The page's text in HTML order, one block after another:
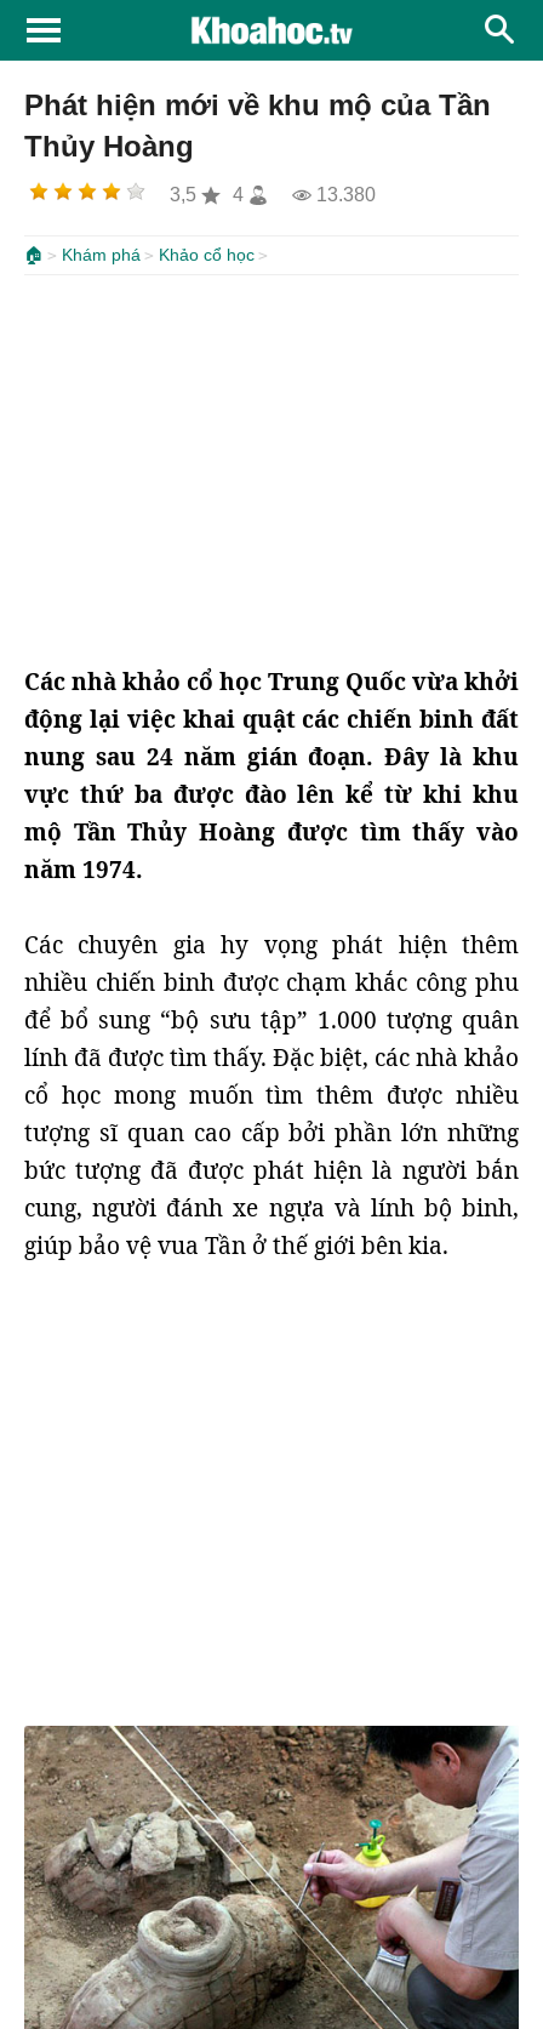
Phát hiện mới về khu mộ của Tần
Thủy Hoàng
3,5 4 13.380
🏠 Khám phá Khảo cổ học
Các nhà khảo cổ học Trung Quốc vừa khởi
động lại việc khai quật các chiến binh đất
nung sau 24 năm gián đoạn. Đây là khu
vực thứ ba được đào lên kể từ khi khu
mộ Tần Thủy Hoàng được tìm thấy vào
năm 1974.
Các chuyên gia hy vọng phát hiện thêm
nhiều chiến binh được chạm khắc công phu
để bổ sung “bộ sưu tập” 1.000 tượng quân
lính đã được tìm thấy. Đặc biệt, các nhà khảo
cổ học mong muốn tìm thêm được nhiều
tượng sĩ quan cao cấp bởi phần lớn những
bức tượng đã được phát hiện là người bắn
cung, người đánh xe ngựa và lính bộ binh,
giúp bảo vệ vua Tần ở thế giới bên kia.